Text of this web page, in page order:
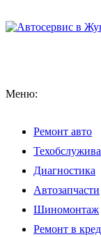
Меню:
Ремонт авто
Диагностика
Автозапчасти
Шиномонтаж
Ремонт в